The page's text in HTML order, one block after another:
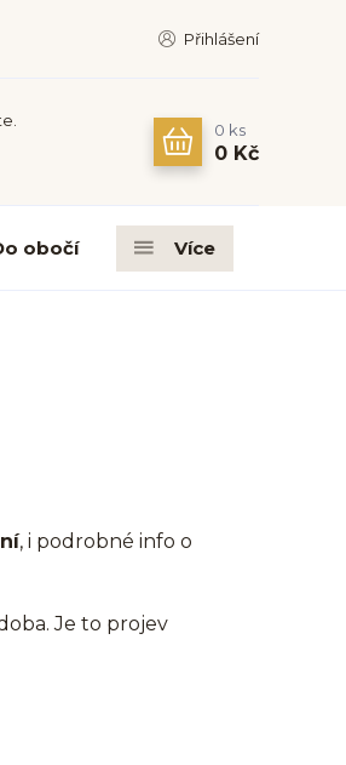
Přihlášení
0 ks
0 Kč
obočí Více
, i podrobné info o
Je to projev